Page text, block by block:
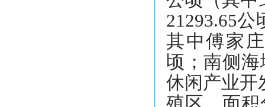
21293.65
其中傅家
顷；南侧
休闲产业开